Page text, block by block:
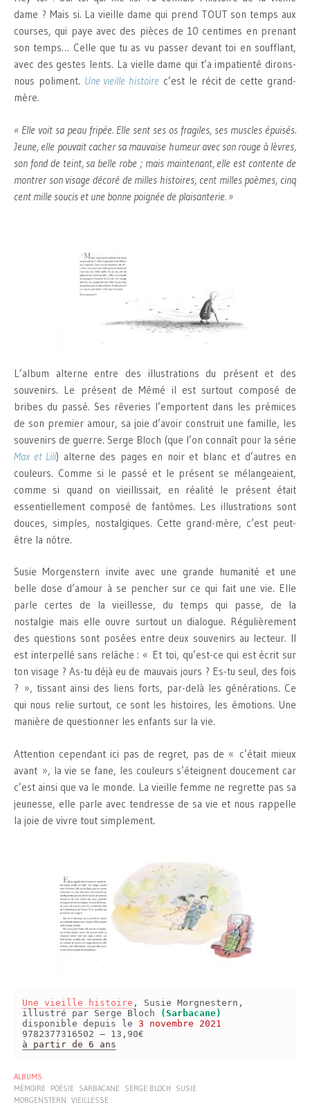
dame ? Mais si. La vieille dame qui prend TOUT son temps aux
courses, qui paye avec des pièces de 10 centimes en prenant
son temps… Celle que tu as vu passer devant toi en soufflant,
avec des gestes lents. La vielle dame qui t’a impatienté dirons-
nous poliment. Une vieille histoire c’est le récit de cette grand-
mère.
« Elle voit sa peau fripée. Elle sent ses os fragiles, ses muscles épuisés.
Jeune, elle pouvait cacher sa mauvaise humeur avec son rouge à lèvres,
son fond de teint, sa belle robe ; mais maintenant, elle est contente de
montrer son visage décoré de milles histoires, cent milles poèmes, cinq
cent mille soucis et une bonne poignée de plaisanterie. »
L’album alterne entre des illustrations du présent et des
souvenirs. Le présent de Mémé il est surtout composé de
bribes du passé. Ses rêveries l’emportent dans les prémices
de son premier amour, sa joie d’avoir construit une famille, les
souvenirs de guerre. Serge Bloch (que l’on connaît pour la série
Max et Lili) alterne des pages en noir et blanc et d’autres en
couleurs. Comme si le passé et le présent se mélangeaient,
comme si quand on vieillissait, en réalité le présent était
essentiellement composé de fantômes. Les illustrations sont
douces, simples, nostalgiques. Cette grand-mère, c’est peut-
être la nôtre.
Susie Morgenstern invite avec une grande humanité et une
belle dose d’amour à se pencher sur ce qui fait une vie. Elle
parle certes de la vieillesse, du temps qui passe, de la
nostalgie mais elle ouvre surtout un dialogue. Régulièrement
des questions sont posées entre deux souvenirs au lecteur. Il
est interpellé sans relâche : « Et toi, qu’est-ce qui est écrit sur
ton visage ? As-tu déjà eu de mauvais jours ? Es-tu seul, des fois
? », tissant ainsi des liens forts, par-delà les générations. Ce
qui nous relie surtout, ce sont les histoires, les émotions. Une
manière de questionner les enfants sur la vie.
Attention cependant ici pas de regret, pas de « c’était mieux
avant », la vie se fane, les couleurs s’éteignent doucement car
c’est ainsi que va le monde. La vieille femme ne regrette pas sa
jeunesse, elle parle avec tendresse de sa vie et nous rappelle
la joie de vivre tout simplement.
Une vieille histoire , Susie Morgnestern,
illustré par Serge Bloch
(Sarbacane)
disponible depuis le 3 novembre 2021
9782377316502 – 13,90€
à partir de 6 ans
ALBUMS
MÉMOIRE
POÉSIE SARBACANE SERGE BLOCH
SUSIE
MORGENSTERN VIEILLESSE